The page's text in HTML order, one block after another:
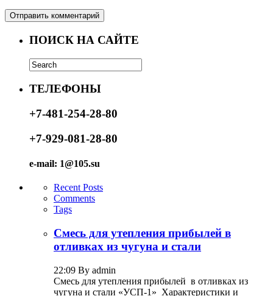
ПОИСК НА САЙТЕ
ТЕЛЕФОНЫ
+7-481-254-28-80
+7-929-081-28-80
e-mail: 1@105.su
Recent Posts
Comments
Tags
Смесь для утепления прибылей в
отливках из чугуна и стали
22:09 By admin
Смесь для утепления прибылей в отливках из
чугуна и стали «УСП-1» Характеристики и